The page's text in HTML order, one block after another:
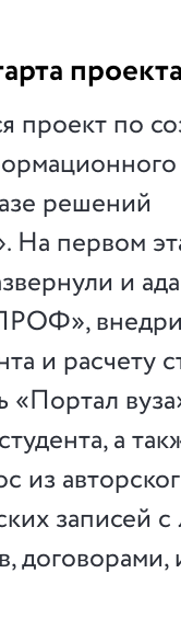
проект по
решений
На первом
и
и расчету
«Портал
а
из
записей